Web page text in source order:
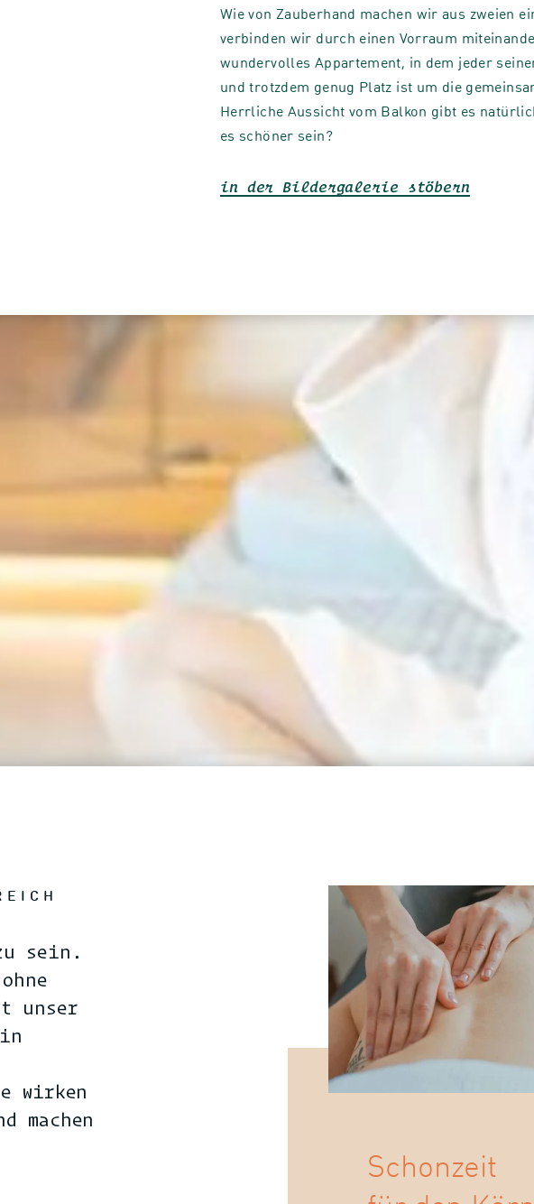
Wie von Zauberhand machen wir aus zweien
verbinden wir durch einen Vorraum
wundervolles Appartement, in dem jeder
und trotzdem genug Platz ist um die
Herrliche Aussicht vom Balkon gibt es
es schöner sein?
in der Bildergalerie stöbern
sein.
unser
wirken
machen
Schonzeit